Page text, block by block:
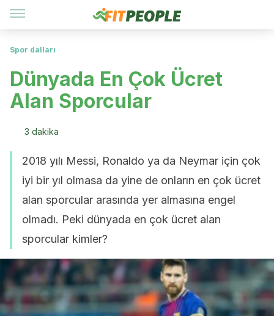
Spor dalları
Dünyada En Çok Ücret
Alan Sporcular
3 dakika
2018 yılı Messi, Ronaldo ya da Neymar için çok
iyi bir yıl olmasa da yine de onların en çok ücret
alan sporcular arasında yer almasına engel
olmadı. Peki dünyada en çok ücret alan
sporcular kimler?